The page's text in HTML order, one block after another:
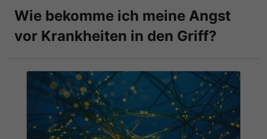
Wie bekomme ich meine Angst
vor Krankheiten in den Griff?